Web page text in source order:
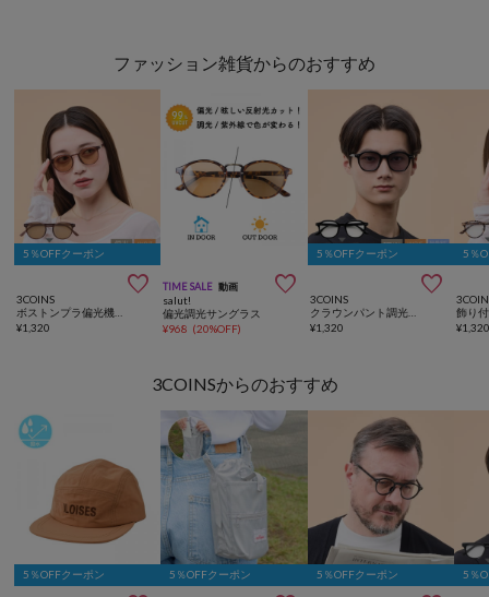
ファッション雑貨からのおすすめ
5％OFFクーポン

3COINS
¥1,320
TIME SALE 動画 
salut!
偏光調光サングラス
¥968 (20%OFF)
5％OFFクーポン

3COINS
クラウンパント調光サングラス
¥1,320
5％
¥
3COINSからのおすすめ
5％OFFクーポン 5％OFFクーポン 5％OFFクーポン 5％